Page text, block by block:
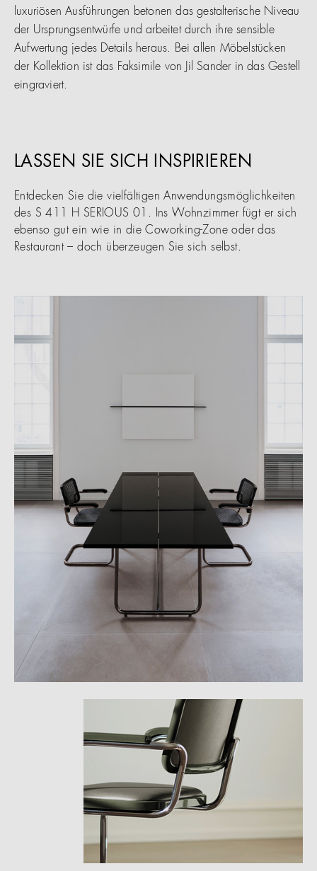
luxuriösen Ausführungen betonen das gestalterische Niveau
der Ursprungsentwürfe und arbeitet durch ihre sensible
Aufwertung jedes Details heraus. Bei allen Möbelstücken
der Kollektion ist das Faksimile von Jil Sander in das Gestell
eingraviert.
LASSEN SIE SICH INSPIRIEREN
Entdecken Sie die vielfältigen Anwendungsmöglichkeiten
des S 411 H SERIOUS 01. Ins Wohnzimmer fügt er sich
ebenso gut ein wie in die Coworking-Zone oder das
Restaurant – doch überzeugen Sie sich selbst.